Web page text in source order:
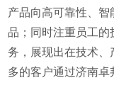
产品向高可靠性、
品；同时注重员工的
务，展现出在技术、
多的客户通过济南